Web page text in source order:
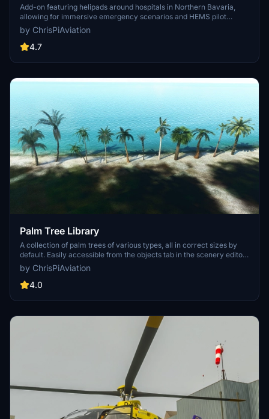
scenarios 2.3
Add-on featuring helipads around hospitals in Northern Bavaria,
allowing for immersive emergency scenarios and HEMS pilot
roleplay. Recent updates include realistic hospital remodels and
helipad additions. Night lighting and proper wind socks enhance the
experience.
by ChrisPiAviation
4.7
Palm Tree Library
A collection of palm trees of various types, all in correct sizes by
default. Easily accessible from the objects tab in the scenery editor.
Simple installation process included in the download. Keep an eye
out for possible future additions to the library.
by ChrisPiAviation
4.0